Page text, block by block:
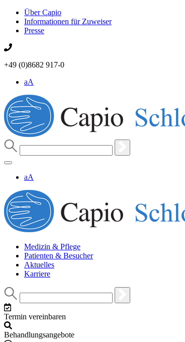
Über Capio
Informationen für Zuweiser
Presse
+49 (0)8682 917-0
aA
aA
Medizin & Pflege
Patienten & Besucher
Aktuelles
Karriere
Termin vereinbaren
Behandlungsangebote